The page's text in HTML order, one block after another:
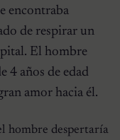
encontraba
de respirar un
El hombre
4 años de edad
amor hacia él.
hombre despertaría